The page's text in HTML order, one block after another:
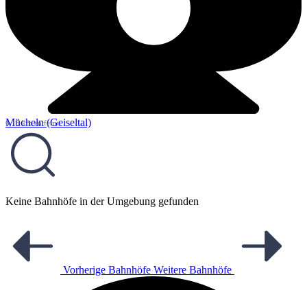
Mücheln (Geiseltal)
6,15 km entfernt
Keine Bahnhöfe in der Umgebung gefunden
Vorherige Bahnhöfe Weitere Bahnhöfe